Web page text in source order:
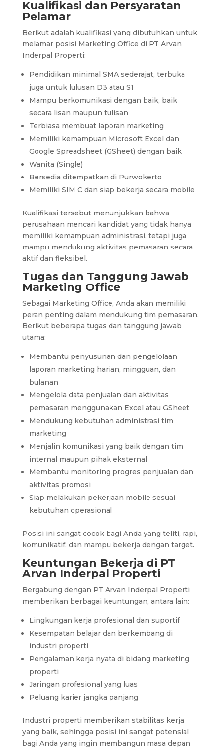
Kualifikasi dan Persyaratan
Pelamar
Berikut adalah kualifikasi yang dibutuhkan untuk
melamar posisi Marketing Office di PT Arvan
Inderpal Properti:
Pendidikan minimal SMA sederajat, terbuka
juga untuk lulusan D3 atau S1
Mampu berkomunikasi dengan baik, baik
secara lisan maupun tulisan
Terbiasa membuat laporan marketing
Memiliki kemampuan Microsoft Excel dan
Google Spreadsheet (GSheet) dengan baik
Wanita (Single)
Bersedia ditempatkan di Purwokerto
Memiliki SIM C dan siap bekerja secara mobile
Kualifikasi tersebut menunjukkan bahwa
perusahaan mencari kandidat yang tidak hanya
memiliki kemampuan administrasi, tetapi juga
mampu mendukung aktivitas pemasaran secara
aktif dan fleksibel.
Tugas dan Tanggung Jawab
Marketing Office
Sebagai Marketing Office, Anda akan memiliki
peran penting dalam mendukung tim pemasaran.
Berikut beberapa tugas dan tanggung jawab
utama:
Membantu penyusunan dan pengelolaan
laporan marketing harian, mingguan, dan
bulanan
Mengelola data penjualan dan aktivitas
pemasaran menggunakan Excel atau GSheet
Mendukung kebutuhan administrasi tim
marketing
Menjalin komunikasi yang baik dengan tim
internal maupun pihak eksternal
Membantu monitoring progres penjualan dan
aktivitas promosi
Siap melakukan pekerjaan mobile sesuai
kebutuhan operasional
Posisi ini sangat cocok bagi Anda yang teliti, rapi,
komunikatif, dan mampu bekerja dengan target.
Keuntungan Bekerja di PT
Arvan Inderpal Properti
Bergabung dengan PT Arvan Inderpal Properti
memberikan berbagai keuntungan, antara lain:
Lingkungan kerja profesional dan suportif
Kesempatan belajar dan berkembang di
industri properti
Pengalaman kerja nyata di bidang marketing
properti
Jaringan profesional yang luas
Peluang karier jangka panjang
Industri properti memberikan stabilitas kerja
yang baik, sehingga posisi ini sangat potensial
bagi Anda yang ingin membangun masa depan